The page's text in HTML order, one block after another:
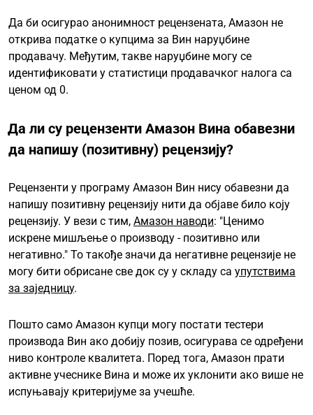
Да би осигурао анонимност рецензената, Амазон не
открива податке о купцима за Вин наруџбине
продавачу. Међутим, такве наруџбине могу се
идентификовати у статистици продавачког налога са
ценом од 0.
Да ли су рецензенти Амазон Вина обавезни
да напишу (позитивну) рецензију?
Рецензенти у програму Амазон Вин нису обавезни да
напишу позитивну рецензију нити да објаве било коју
рецензију. У вези с тим, Амазон наводи: "Ценимо
искрене мишљење о производу - позитивно или
негативно." То такође значи да негативне рецензије не
могу бити обрисане све док су у складу са упутствима
за заједницу.
Пошто само Амазон купци могу постати тестери
производа Вин ако добију позив, осигурава се одређени
ниво контроле квалитета. Поред тога, Амазон прати
активне учеснике Вина и може их уклонити ако више не
испуњавају критеријуме за учешће.